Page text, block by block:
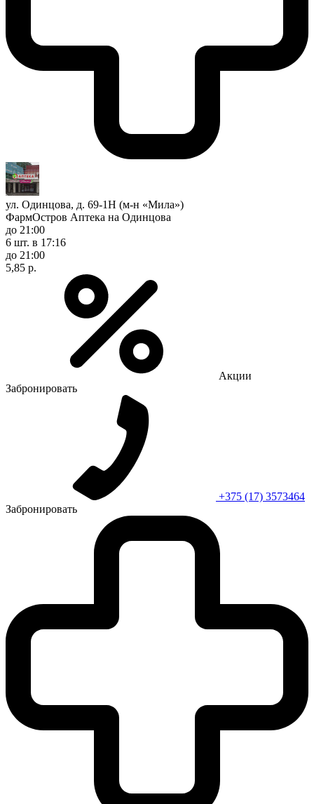
ул. Одинцова, д. 69-1Н (м-н «Мила»)
ФармОстров Аптека на Одинцова
до 21:00
6 шт. в 17:16
до 21:00
5,85 р.
Акции
Забронировать
+375 (17) 3573464
Забронировать